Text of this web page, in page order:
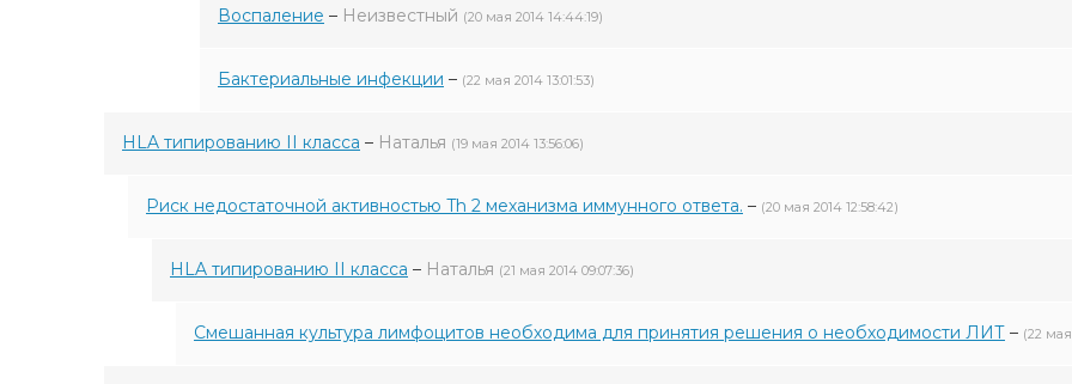
Воспаление – Неизвестный (20 мая 2014 14:44:19)
Бактериальные инфекции – (22 мая 2014 13:01:53)
HLA типированию II класса – Наталья (19 мая 2014 13:56:06)
Риск недостаточной активностью Th 2 механизма иммунного ответа. – (20 мая 2014 12:58:42)
HLA типированию II класса – Наталья (21 мая 2014 09:07:36)
Смешанная культура лимфоцитов необходима для принятия решения о необходимости ЛИТ – (22 мая